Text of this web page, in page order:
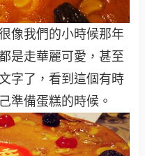
像我們的小時候那年
是走華麗可愛，甚至
字了，看到這個有時
準備蛋糕的時候。